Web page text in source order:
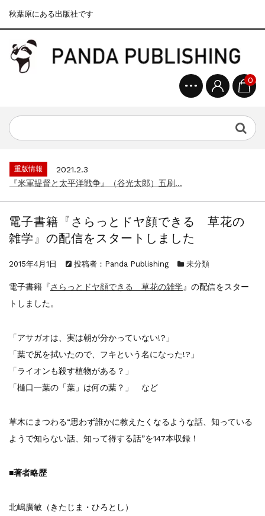
秋葉原にある出版社です
0
『F-2超入門』（関 賢太郎）三刷...
重版情報
2021.3.25
重版情報
2021.2.3
『米軍提督と太平洋戦争』（谷光太郎）五刷...
重版情報
2020.12.18
『日本陸海軍はなぜロジスティクスを軽視し...
『F-2超入門』（関 賢太郎）三刷...
重版情報
2021.3.25
重版情報
2020.12.18
『「砲兵」から見た世界大戦』（古峰文三）...
重版情報
2020.12.18
『日本陸海軍はなぜロジスティクスを軽視し...
電子書籍『さらっとドヤ顔できる 草花の
雑学』の配信をスタートしました
2015年4月1日 投稿者：Panda Publishing 未分類
電子書籍『さらっとドヤ顔できる 草花の雑学』の配信をスター
トしました。
「アサガオは、実は朝が分かっていない!?」
「葉で尻を拭いたので、フキという名になった!?」
「ライオンも殺す植物がある？」
「樋口一葉の「葉」は何の葉？」 など
草木にまつわる“思わず誰かに教えたくなるような話、知っている
ようで知らない話、知って得する話”を147本収録！
■著者略歴
北嶋廣敏（きたじま・ひろとし）